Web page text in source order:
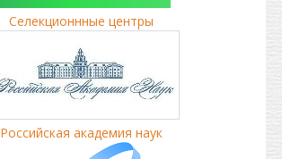
Селекционнные центры
Российская академия наук